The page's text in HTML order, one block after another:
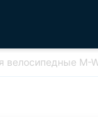
велосипедные M-